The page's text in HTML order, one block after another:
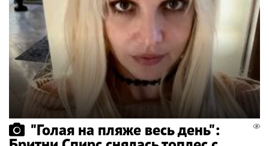
"Голая на пляже весь день":